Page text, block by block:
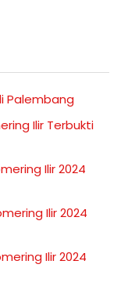
Palembang
Ilir Terbukti
Ilir 2024
Ilir 2024
Ilir 2024